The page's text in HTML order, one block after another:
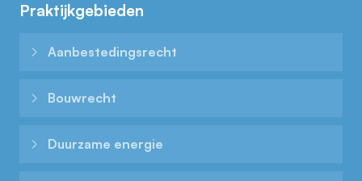
Praktijkgebieden
Aanbestedingsrecht
Bouwrecht
Duurzame energie